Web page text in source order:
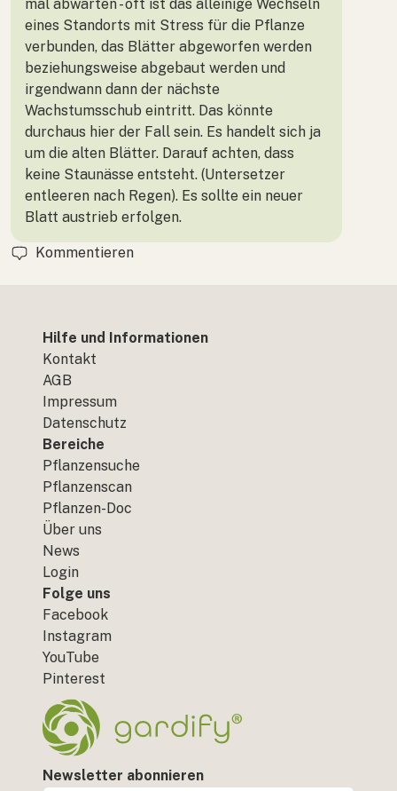
mal abwarten - oft ist das alleinige Wechseln
eines Standorts mit Stress für die Pflanze
verbunden, das Blätter abgeworfen werden
beziehungsweise abgebaut werden und
irgendwann dann der nächste
Wachstumsschub eintritt. Das könnte
durchaus hier der Fall sein. Es handelt sich ja
um die alten Blätter. Darauf achten, dass
keine Staunässe entsteht. (Untersetzer
entleeren nach Regen). Es sollte ein neuer
Blatt austrieb erfolgen.
Kommentieren
Hilfe und Informationen
Kontakt
AGB
Impressum
Datenschutz
Bereiche
Pflanzensuche
Pflanzenscan
Pflanzen-Doc
Über uns
News
Login
Folge uns
Facebook
Instagram
YouTube
Pinterest
Newsletter abonnieren